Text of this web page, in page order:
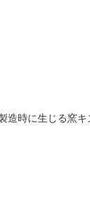
時に生じる窯